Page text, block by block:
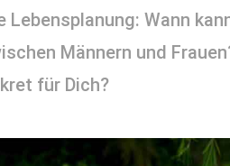
Wann
Männern und
für Dich?